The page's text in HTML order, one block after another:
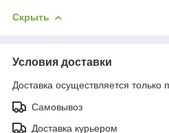
Скрыть
Условия доставки
Доставка осуществляется только
Самовывоз
Доставка курьером